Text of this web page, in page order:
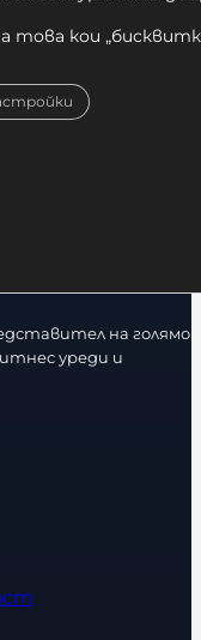
4м
на голямо
уреди и
кои